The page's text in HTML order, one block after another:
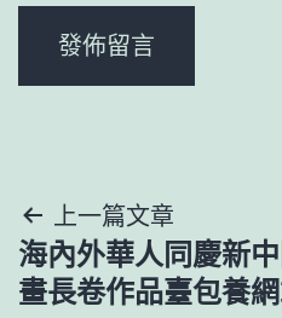
文
章
上一篇文章
海內外華人同慶新
畫長卷作品臺包養